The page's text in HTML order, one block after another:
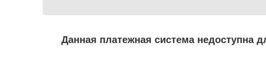
Данная платежная система недоступна